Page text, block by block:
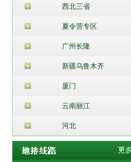
西北三省
夏令营专区
广州长隆
新疆乌鲁木齐
厦门
云南丽江
河北